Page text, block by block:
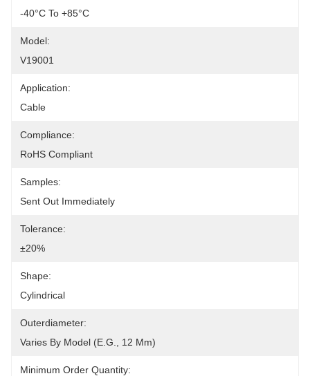
-40°C To +85°C
Model:
V19001
Application:
Cable
Compliance:
RoHS Compliant
Samples:
Sent Out Immediately
Tolerance:
±20%
Shape:
Cylindrical
Outerdiameter:
Varies By Model (e.g., 12 Mm)
Minimum Order Quantity: